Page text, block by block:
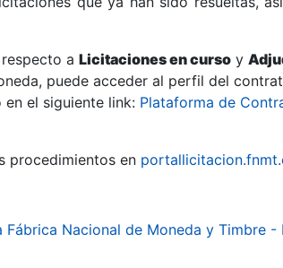
a Licitaciones en curso y
puede acceder al perfil del
el siguiente link: Plataforma de
procedimientos en
Nacional de Moneda y Timbre -